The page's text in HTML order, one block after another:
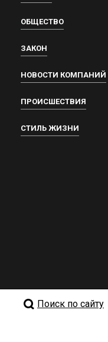
ОБЩЕСТВО
ЗАКОН
НОВОСТИ КОМПАНИЙ
ПРОИСШЕСТВИЯ
СТИЛЬ ЖИЗНИ
Поиск по сайту